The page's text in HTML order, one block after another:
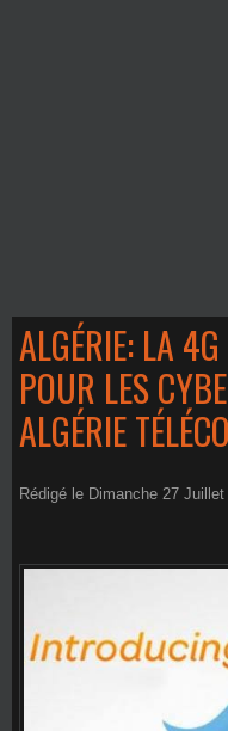
ALGÉRIE: LA
POUR LES
ALGÉRIE
Rédigé le Dimanche 27 Juillet